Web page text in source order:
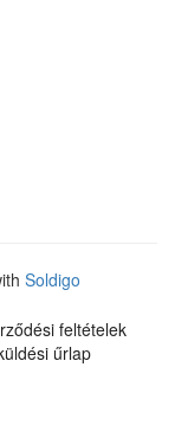
Soldigo
feltételek
űrlap